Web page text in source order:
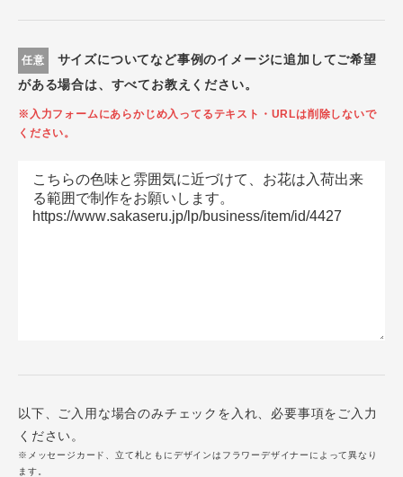
任意
サイズについてなど事例のイメージに追加してご希望
がある場合は、すべてお教えください。
※入力フォームにあらかじめ入ってるテキスト・URLは削除しないで
ください。
以下、ご入用な場合のみチェックを入れ、必要事項をご入力
ください。
※メッセージカード、立て札ともにデザインはフラワーデザイナーによって異なり
ます。